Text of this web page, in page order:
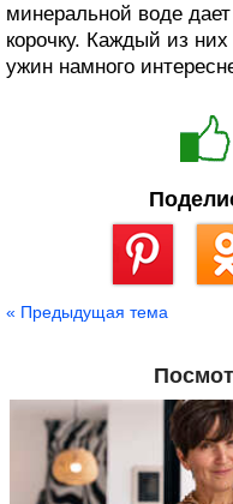
минеральной воде
корочку. Каждый из
ужин намного
« Предыдущая тема